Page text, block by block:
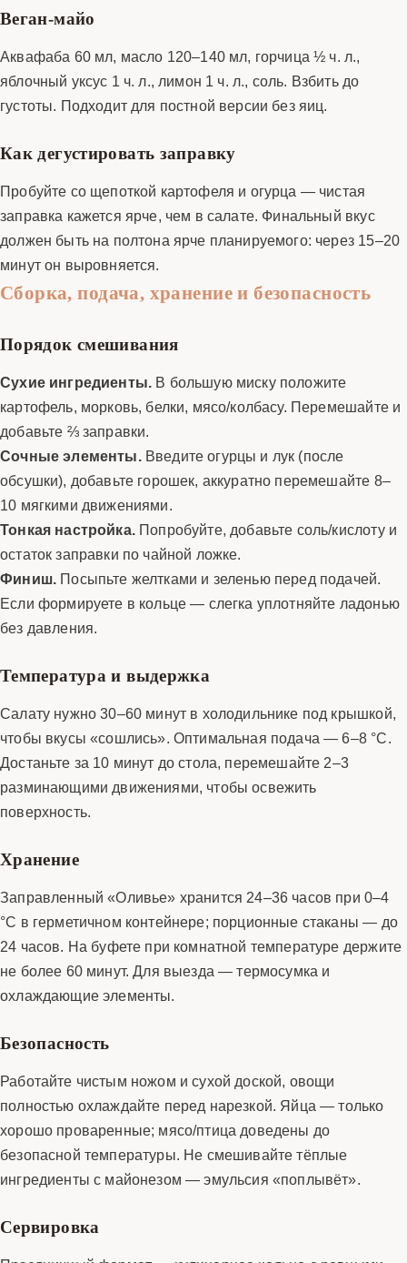
Веган-майо
Аквафаба 60 мл, масло 120–140 мл, горчица ½ ч. л.,
яблочный уксус 1 ч. л., лимон 1 ч. л., соль. Взбить до
густоты. Подходит для постной версии без яиц.
Как дегустировать заправку
Пробуйте со щепоткой картофеля и огурца — чистая
заправка кажется ярче, чем в салате. Финальный вкус
должен быть на полтона ярче планируемого: через 15–20
минут он выровняется.
Сборка, подача, хранение и безопасность
Порядок смешивания
Сухие ингредиенты. В большую миску положите
картофель, морковь, белки, мясо/колбасу. Перемешайте и
добавьте ⅔ заправки.
Сочные элементы.Введите огурцы и лук (после
обсушки), добавьте горошек, аккуратно перемешайте 8–
10 мягкими движениями.
Тонкая настройка.Попробуйте, добавьте соль/кислоту и
остаток заправки по чайной ложке.
Финиш. Посыпьте желтками и зеленью перед подачей.
Если формируете в кольце — слегка уплотняйте ладонью
без давления.
Температура и выдержка
Салату нужно 30–60 минут в холодильнике под крышкой,
чтобы вкусы «сошлись». Оптимальная подача — 6–8 °C.
Достаньте за 10 минут до стола, перемешайте 2–3
разминающими движениями, чтобы освежить
поверхность.
Хранение
Заправленный «Оливье» хранится 24–36 часов при 0–4
°C в герметичном контейнере; порционные стаканы — до
24 часов. На буфете при комнатной температуре держите
не более 60 минут. Для выезда — термосумка и
охлаждающие элементы.
Безопасность
Работайте чистым ножом и сухой доской, овощи
полностью охлаждайте перед нарезкой. Яйца — только
хорошо проваренные; мясо/птица доведены до
безопасной температуры. Не смешивайте тёплые
ингредиенты с майонезом — эмульсия «поплывёт».
Сервировка